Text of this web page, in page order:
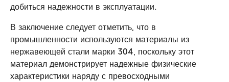
добиться надежности в эксплуатации.
В заключение следует отметить, что в
промышленности используются материалы из
нержавеющей стали марки 304, поскольку этот
материал демонстрирует надежные физические
характеристики наряду с превосходными